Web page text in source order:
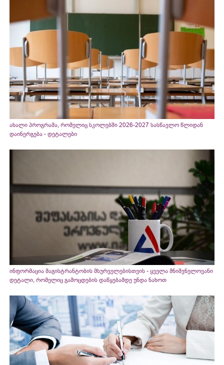
ახალი პროგრამა, რომელიც სკოლებში 2026-2027 სასწავლო წლიდან
დაინერგება - დეტალები
ინფორმაცია მაგისტრანტობის მსურველებისთვის - ყველა მნიშვნელოვანი
დეტალი, რომელიც გამოცდების დაწყებამდე უნდა ნახოთ